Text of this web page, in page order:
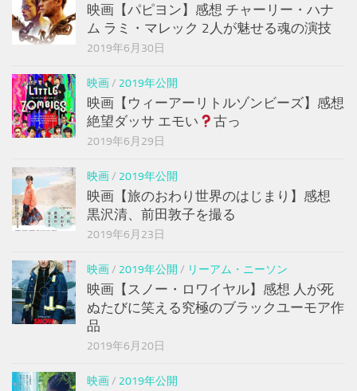
映画【パピヨン】感想 チャーリー・ハナ
ム ラミ・マレック 2人が魅せる魂の演技
2019年6月30日
映画/ 2019年公開
映画【ウィーアーリトルゾンビーズ】感想
絶望ダッサ エモい
古っ
2019年6月29日
映画/ 2019年公開
映画【旅のおわり世界のはじまり】感想
黒沢清、前田敦子を撮る
2019年6月23日
映画/ 2019年公開 / リーアム・ニーソン
映画【スノー・ロワイヤル】感想 人が死
ぬたびに笑える究極のブラックユーモア作
品
2019年6月20日
映画/ 2019年公開